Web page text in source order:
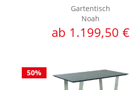
Gartentisch
Noah
ab 1.199,50 €
50%